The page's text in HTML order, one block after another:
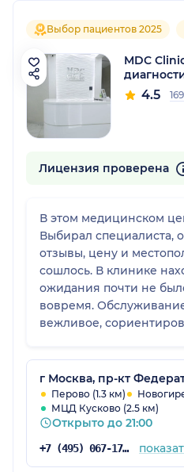
Выбор пациентов 2025
MDC
4.5
Лицензия проверена
В этом медицинском
Выбирал специалиста,
отзывы, цену и
сошлось. В клинике
ожидания почти не
вовремя.
вежливое,
положительное,
г Москва, пр-кт
Перово (1.3 км)
МЦД Кусково (2.5 км)
Открыто до 21:00
+7 (495) 067-17-59